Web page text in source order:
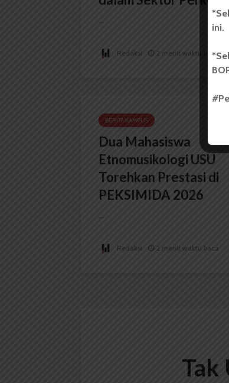
...
Redaksi 2 menit waktu baca
BERITA KAMPUS
Dua Mahasiswa
Etnomusikologi USU
Torehkan Prestasi di
PEKSIMIDA 2026
...
Redaksi 2 menit waktu baca
Tak
ini.